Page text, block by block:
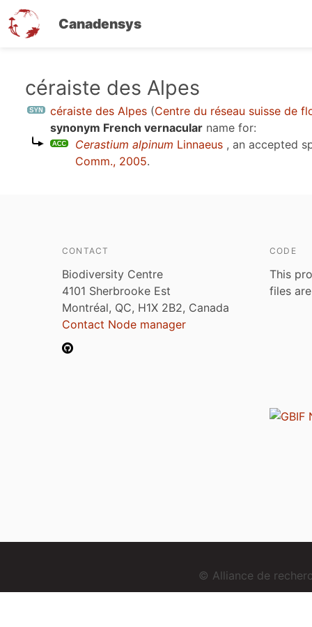
Canadensys
céraiste des Alpes
céraiste des Alpes (Centre du réseau suisse de
synonym French vernacular name for:
Cerastium alpinum Linnaeus , an accepted
Comm., 2005.
CONTACT
Biodiversity Centre
4101 Sherbrooke Est
Montréal, QC, H1X 2B2, Canada
Contact Node manager
CODE
This
files
© Alliance de